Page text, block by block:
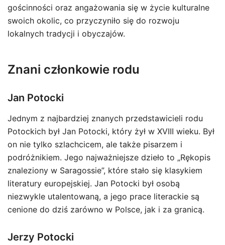
gościnności oraz angażowania się w życie kulturalne
swoich okolic, co przyczyniło się do rozwoju
lokalnych tradycji i obyczajów.
Znani członkowie rodu
Jan Potocki
Jednym z najbardziej znanych przedstawicieli rodu
Potockich był Jan Potocki, który żył w XVIII wieku. Był
on nie tylko szlachcicem, ale także pisarzem i
podróżnikiem. Jego najważniejsze dzieło to „Rękopis
znaleziony w Saragossie”, które stało się klasykiem
literatury europejskiej. Jan Potocki był osobą
niezwykle utalentowaną, a jego prace literackie są
cenione do dziś zarówno w Polsce, jak i za granicą.
Jerzy Potocki